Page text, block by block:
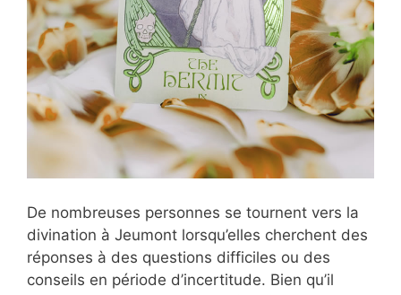
De nombreuses personnes se tournent vers la
divination à Jeumont lorsqu’elles cherchent des
réponses à des questions difficiles ou des
conseils en période d’incertitude. Bien qu’il